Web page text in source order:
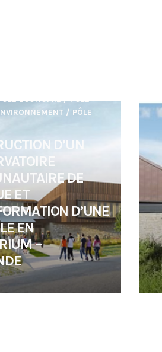
ÉCONOMIE/PÔLE
/ PÔLE
D’UN
DE
ET
D’UNE
EN
–